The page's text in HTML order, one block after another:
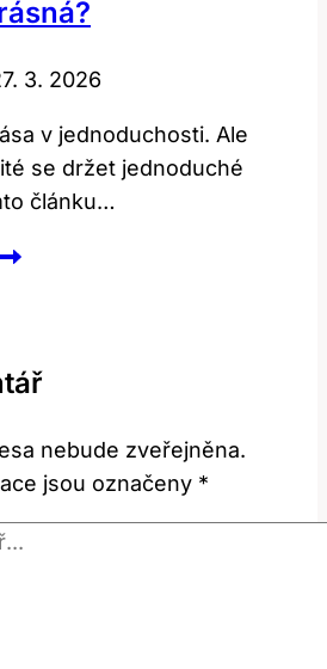
3. 2026
v jednoduchosti. Ale
se držet jednoduché
článku…
nebude zveřejněna.
jsou označeny *